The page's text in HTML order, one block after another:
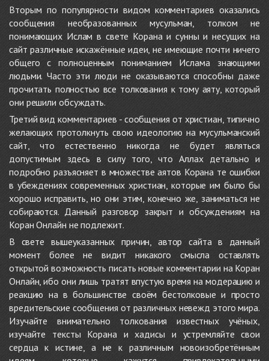
Вторым по популярности видом комментариев оказались
сообщения необразованных мусульман, толком не
понимающих Ислам в свете Корана и сунны и несущих на
сайт различные искажённые идеи, не имеющие почти ничего
общего с полноценным пониманием Ислама знающими
людьми. Часто эти люди не оказываются способны даже
прочитать полностью все толкования к тому аяту, который
они решили обсуждать.
Третий вид комментариев - сообщения от христиан, типично
желающих протолкнуть свою идеологию на мусульманский
сайт, что естественно никогда не будет являться
допустимым здесь в силу того, что Аллах детально и
подробно разъясняет в множестве аятов Корана те ошибки
в убеждениях современных христиан, которые им было бы
хорошо исправить, но они этим, конечно же, заниматься не
собираются. Данный разговор закрыт и обсуждениям на
Коран Онлайн не подлежит.
В свете вышеуказанных причин, автор сайта в данный
момент более не видит никакого смысла оставлять
открытой возможность писать новые комментарии на Коран
Онлайн, ибо они лишь тратят впустую время на модерацию и
реакцию на в большинстве своём бестолковые и просто
вредительские сообщения от различных невежд этого мира.
Изучайте внимательно толкования известных учёных,
изучайте тексты Корана и хадисы и устремляйте свои
сердца к истине, а не к различным новоизобретённым